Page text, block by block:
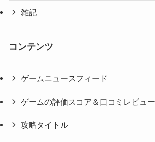
雑記
コンテンツ
ゲームニュースフィード
ゲームの評価スコア＆口コミレビュー
攻略タイトル